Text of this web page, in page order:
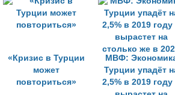
«Кризис в Турции
может
повториться»
МВФ:
Турции упадёт
2,5% в 2019 году